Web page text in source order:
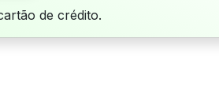
de crédito.